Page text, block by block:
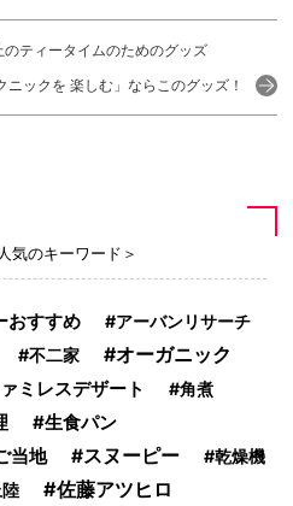
ティータイムのためのグッズ
ックを 楽しむ」ならこのグッズ！
気のキーワード＞
おすすめ
アーバンリサーチ
不二家
オーガニック
ミレスデザート 角煮
生食パン
当地 スヌーピー 乾燥機
佐藤アツヒロ